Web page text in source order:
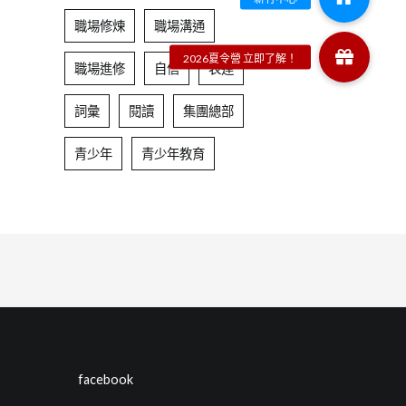
職場修煉 職場溝通
職場進修 自信 表達
詞彙 閱讀 集團總部
青少年 青少年教育
facebook